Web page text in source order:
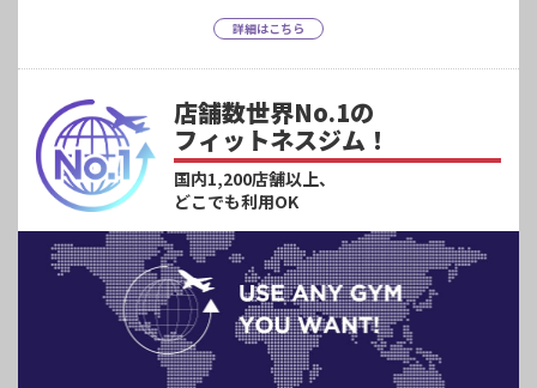
詳細はこちら
店舗数世界No.1の
フィットネスジム！
国内1,200店舗以上、
どこでも利用OK